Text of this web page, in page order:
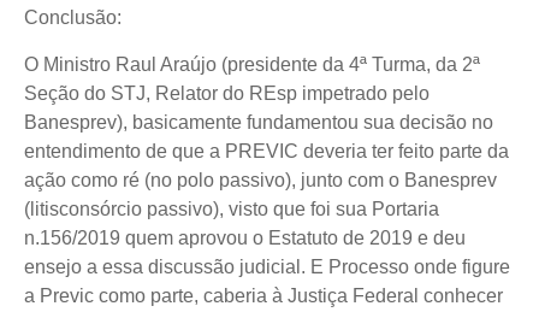
Conclusão:
O Ministro Raul Araújo (presidente da 4ª Turma, da 2ª
Seção do STJ, Relator do REsp impetrado pelo
Banesprev), basicamente fundamentou sua decisão no
entendimento de que a PREVIC deveria ter feito parte da
ação como ré (no polo passivo), junto com o Banesprev
(litisconsórcio passivo), visto que foi sua Portaria
n.156/2019 quem aprovou o Estatuto de 2019 e deu
ensejo a essa discussão judicial. E Processo onde figure
a Previc como parte, caberia à Justiça Federal conhecer